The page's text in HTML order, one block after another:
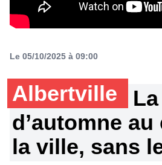
Le 05/10/2025 à 09:00
Albertville
d’automne
la ville, sans